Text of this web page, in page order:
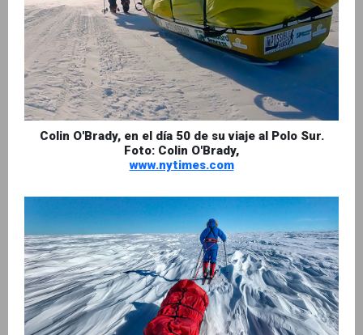
Colin O'Brady, en el día 50 de su viaje al Polo Sur.
Foto: Colin O'Brady,
www.nytimes.com